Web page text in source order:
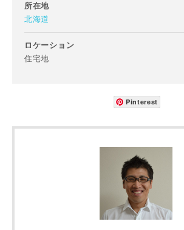
所在地
北海道
ロケーション
住宅地
Pinterest